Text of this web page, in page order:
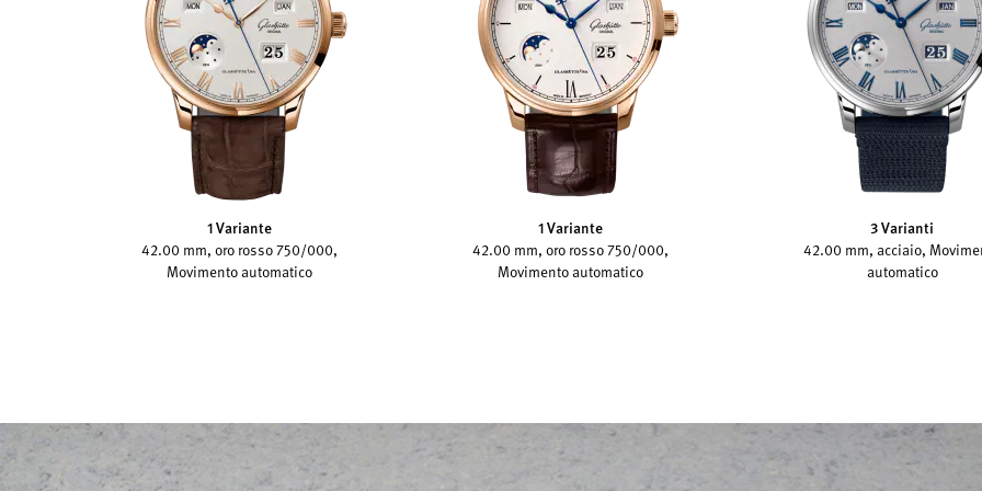
1 Variante
42.00 mm, oro rosso 750/000,
Movimento automatico
1 Variante
42.00 mm, oro rosso 750/000,
Movimento automatico
3 Varianti
42.00 mm, acciaio,
automatico